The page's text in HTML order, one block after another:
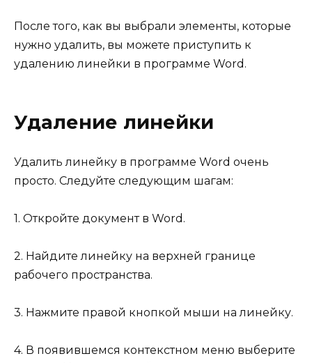
После того, как вы выбрали элементы, которые
нужно удалить, вы можете приступить к
удалению линейки в программе Word.
Удаление линейки
Удалить линейку в программе Word очень
просто. Следуйте следующим шагам:
1. Откройте документ в Word.
2. Найдите линейку на верхней границе
рабочего пространства.
3. Нажмите правой кнопкой мыши на линейку.
4. В появившемся контекстном меню выберите